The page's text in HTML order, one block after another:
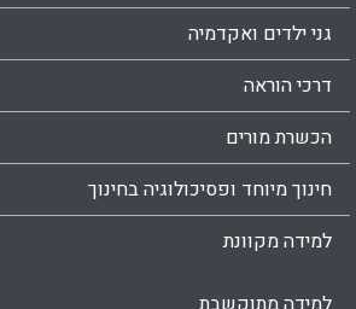
גני ילדים ואקדמיה
דרכי הוראה
הכשרת מורים
חינוך מיוחד ופסיכולוגיה בחינוך
למידה מקוונת